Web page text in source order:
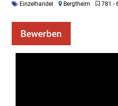
Einzelhandel Bergtheim 781 -
Bewerben